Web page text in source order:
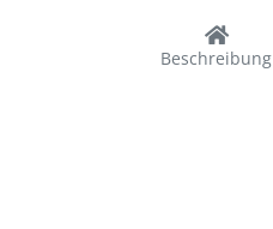
Beschreibung